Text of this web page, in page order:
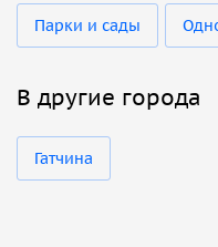
Парки и сады
В другие города
Гатчина